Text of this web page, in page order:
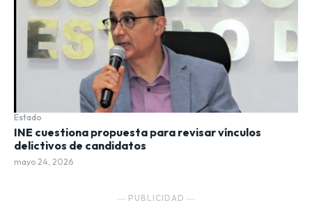
Estado
INE cuestiona propuesta para revisar vínculos
delictivos de candidatos
mayo 24, 2026
― PUBLICIDAD ―